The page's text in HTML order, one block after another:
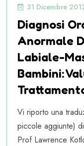
31 Dicembre
Diagnosi
Anormale
Labiale-
Bambini:
Vi riporto una
piccole aggiunte)
Prof Lawrence